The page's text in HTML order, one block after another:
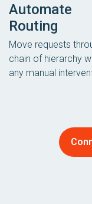
Automate
Routing
Move requests
chain of hierarchy
any manual